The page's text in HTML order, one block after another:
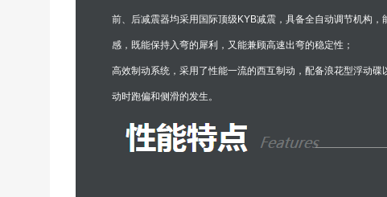
前、后减震器均采用国际顶级KYB减震，具备全自动调节机构
感，既能保持入弯的犀利，又能兼顾高速出弯的稳定性；
高效制动系统，采用了性能一流的西互制动，配备浪花型浮动
动时跑偏和侧滑的发生。